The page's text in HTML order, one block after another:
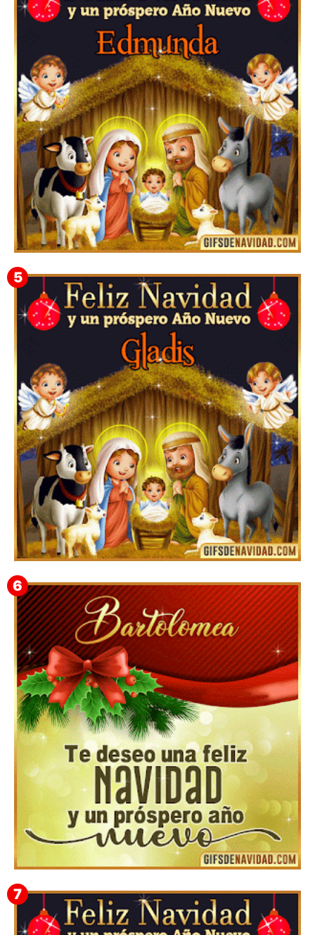
Te deseo una Feliz Navidad Barsimea
Feliz Navidad y próspero Año Nuevo Edmunda
Feliz Navidad y próspero Año Nuevo Gladis